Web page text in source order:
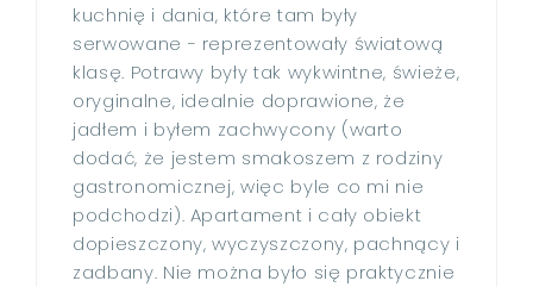
kuchnię i dania, które tam były
serwowane - reprezentowały światową
klasę. Potrawy były tak wykwintne, świeże,
oryginalne, idealnie doprawione, że
jadłem i byłem zachwycony (warto
dodać, że jestem smakoszem z rodziny
gastronomicznej, więc byle co mi nie
podchodzi). Apartament i cały obiekt
dopieszczony, wyczyszczony, pachnący i
zadbany. Nie można było się praktycznie